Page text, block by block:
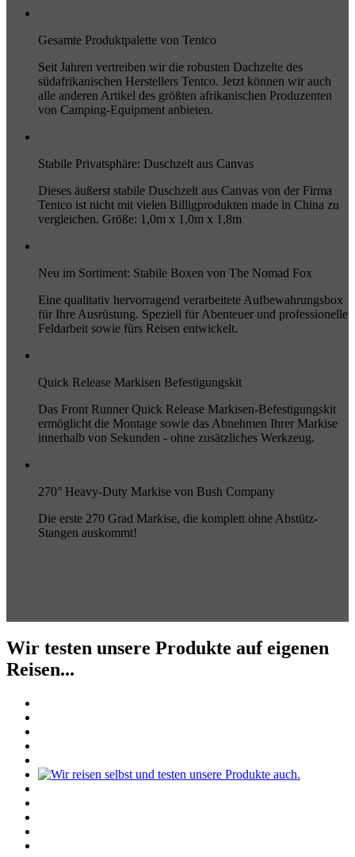
Gesamte Produktpalette von Tentco
Seit Jahren vertreiben wir die robusten Dachzelte des
südafrikanischen Herstellers Tentco. Jetzt können wir auch
alle anderen Artikel des größten afrikanischen Produzenten
von Camping-Equipment anbieten.
Stabile Privatsphäre: Duschzelt aus Canvas
Dieses äußerst stabile Duschzelt aus Canvas von der Firma
Tentco ist nicht mit vielen Billigprodukten made in China zu
vergleichen. Größe: 1,0m x 1,0m x 1,8m
Neu im Sortiment: Stabile Boxen von The Nomad Fox
Eine qualitativ hervorragend verarbeitete Aufbewahrungsbox
für Ihre Ausrüstung. Speziell für Abenteuer und professionelle
Feldarbeit sowie fürs Reisen entwickelt.
Quick Release Markisen Befestigungskit
Das Front Runner Quick Release Markisen-Befestigungskit
ermöglicht die Montage sowie das Abnehmen Ihrer Markise
innerhalb von Sekunden - ohne zusätzliches Werkzeug.
270° Heavy-Duty Markise von Bush Company
Die erste 270 Grad Markise, die komplett ohne Abstütz-
Stangen auskommt!
Wir testen unsere Produkte auf eigenen
Reisen...